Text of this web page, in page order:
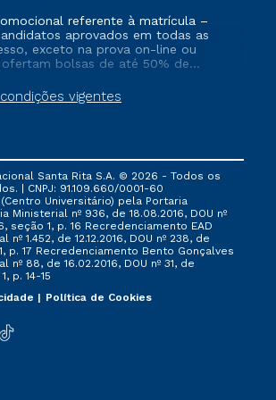
vigentes
referente à matrícula –
aprovados em todas as
exceto na prova on-line ou
ofertam bolsas de até 50% de
efetivado e/ou não tenham
sua matrícula em uma das
programas governamentais, e
com nenhuma outra campanha
Santa Rita S.A. © 2026 - Todos os
| CNPJ: 91.109.660/0001-60
Universitário) pela Portaria
Ministerial nº 936, de 18.08.2016, DOU nº
seção 1, p. 16 Recredenciamento EAD
1.452, de 12.12.2016, DOU nº 238, de
1, p. 17 Recredenciamento Bento Gonçalves
nº 88, de 16.02.2016, DOU nº 31, de
p. 14-15
Política de Cookies